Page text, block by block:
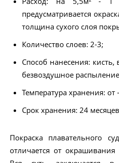
предусматривается
толщина сухого слоя
Количество слоев: 2-3;
Способ нанесения:
безвоздушное
Температура хранения: от
Срок хранения: 24
Покраска плавательного
отличается от